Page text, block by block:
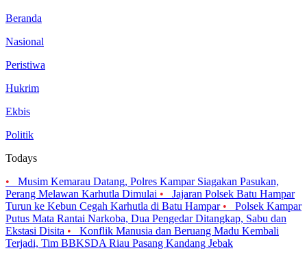
Beranda
Nasional
Peristiwa
Hukrim
Ekbis
Politik
Todays
•
Musim Kemarau Datang, Polres Kampar Siagakan Pasukan,
Perang Melawan Karhutla Dimulai •
Jajaran Polsek Batu Hampar
Turun ke Kebun Cegah Karhutla di Batu Hampar •
Polsek Kampar
Putus Mata Rantai Narkoba, Dua Pengedar Ditangkap, Sabu dan
Ekstasi Disita •
Konflik Manusia dan Beruang Madu Kembali
Terjadi, Tim BBKSDA Riau Pasang Kandang Jebak